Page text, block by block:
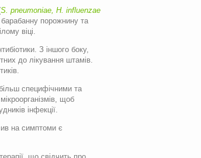
S. pneumoniae, H. influenzae
порожнину та
віці.
З іншого боку,
до лікування штамів.
специфічними та
щоб
інфекції.
на симптоми є
що свідчить про